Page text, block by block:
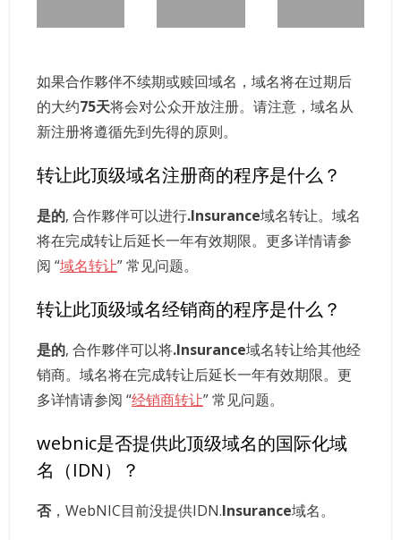
如果合作夥伴不续期或赎回域名，域名将在过期后
的大约75天将会对公众开放注册。请注意，域名从
新注册将遵循先到先得的原则。
转让此顶级域名注册商的程序是什么？
是的, 合作夥伴可以进行.Insurance域名转让。域名
将在完成转让后延长一年有效期限。更多详情请参
阅 “域名转让” 常见问题。
转让此顶级域名经销商的程序是什么？
是的, 合作夥伴可以将.Insurance域名转让给其他经
销商。域名将在完成转让后延长一年有效期限。更
多详情请参阅 “经销商转让” 常见问题。
webnic是否提供此顶级域名的国际化域
名（IDN）？
否，WebNIC目前没提供IDN.Insurance域名。